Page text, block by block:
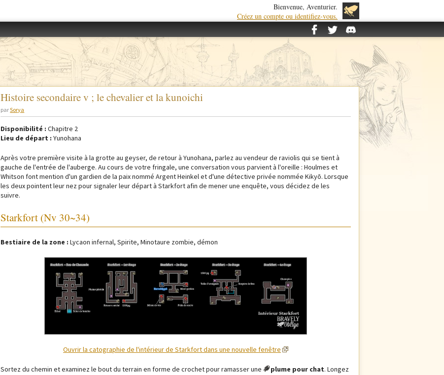
Bienvenue, Aventurier.
Créez un compte ou identifiez-vous.
Histoire secondaire v ; le chevalier et la kunoichi
parSorya
Disponibilité : Chapitre 2
Lieu de départ : Yunohana
Après votre première visite à la grotte au geyser, de retour à Yunohana, parlez au vendeur de raviolis qui se tient à
gauche de l'entrée de l'auberge. Au cours de votre fringale, une conversation vous parvient à l'oreille : Houlmes et
Whitson font mention d'un gardien de la paix nommé Argent Heinkel et d'une détective privée nommée Kikyō. Lorsque
les deux pointent leur nez pour signaler leur départ à Starkfort afin de mener une enquête, vous décidez de les
suivre.
Starkfort (Nv 30~34)
Bestiaire de la zone :Lycaon infernal, Spirite, Minotaure zombie, démon
Ouvrir la catographie de l'intérieur de Starkfort dans une nouvelle fenêtre
Sortez du chemin et examinez le bout du terrain en forme de crochet pour ramasser une plume pour chat. Longez